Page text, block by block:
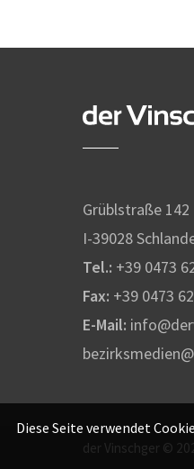
Grüblstraße 142
I-39028
Tel.: +39 0473
Fax: +39 0473
E-Mail:
der Vinschger ©
Diese Seite verwendet